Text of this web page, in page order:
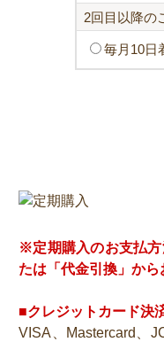
2回目以降の
毎月10日
※定期購入のお支払方
たは「代金引換」から
■クレジットカード決
VISA、Mastercard、